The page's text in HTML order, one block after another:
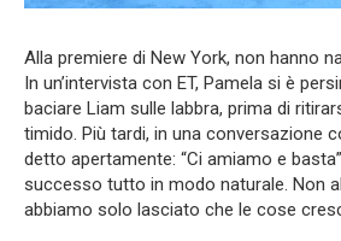
Alla premiere di New York, non hanno
In un’intervista con ET, Pamela si è
baciare Liam sulle labbra, prima di
timido. Più tardi, in una conversazione
detto apertamente: “Ci amiamo e
successo tutto in modo naturale. Non
abbiamo solo lasciato che le cose